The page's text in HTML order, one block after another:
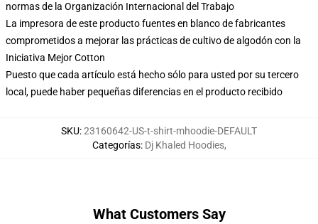
normas de la Organización Internacional del Trabajo
La impresora de este producto fuentes en blanco de fabricantes
comprometidos a mejorar las prácticas de cultivo de algodón con la
Iniciativa Mejor Cotton
Puesto que cada artículo está hecho sólo para usted por su tercero
local, puede haber pequeñas diferencias en el producto recibido
SKU:23160642-US-t-shirt-mhoodie-DEFAULT
Categorías: Dj Khaled Hoodies,
What Customers Say